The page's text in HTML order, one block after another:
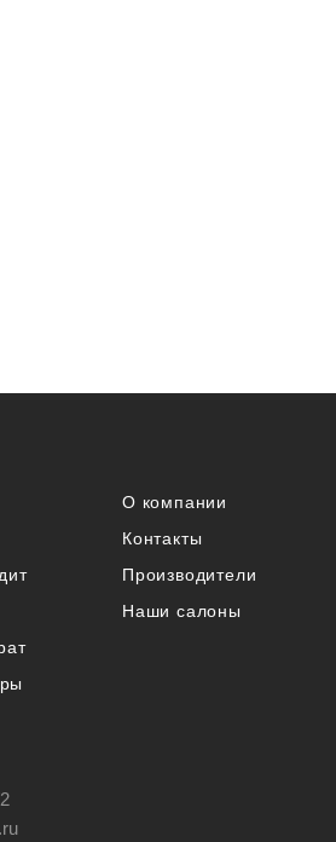
О компании
Контакты
Производители
Наши салоны